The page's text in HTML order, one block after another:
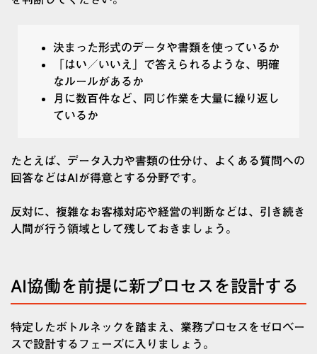
決まった形式のデータや書類を使っているか
「はい／いいえ」で答えられるような、明確
なルールがあるか
月に数百件など、同じ作業を大量に繰り返し
ているか
たとえば、データ入力や書類の仕分け、よくある質問への
回答などはAIが得意とする分野です。
反対に、複雑なお客様対応や経営の判断などは、引き続き
人間が行う領域として残しておきましょう。
AI協働を前提に新プロセスを設計する
特定したボトルネックを踏まえ、業務プロセスをゼロベー
スで設計するフェーズに入りましょう。